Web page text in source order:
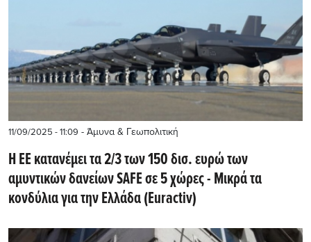
11/09/2025 - 11:09 - Άμυνα & Γεωπολιτική
Η ΕE κατανέμει τα 2/3 των 150 δισ. ευρώ των
αμυντικών δανείων SAFE σε 5 χώρες - Μικρά τα
κονδύλια για την Ελλάδα (Euractiv)